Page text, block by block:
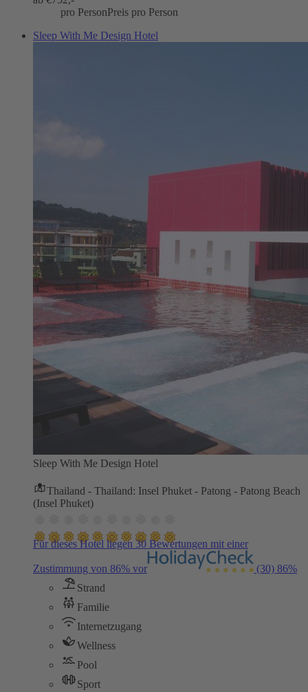
pro PersonPreis pro Person
Sleep With Me Design Hotel
Sleep With Me Design Hotel
Thailand - Thailand: Insel Phuket - Patong - Patong Beach
(Insel Phuket)
Für dieses Hotel liegen 30 Bewertungen mit einer
Zustimmung von 86% vor (30) 86%
Strand
Familie
Internetzugang
Wellness
Pool
Sport